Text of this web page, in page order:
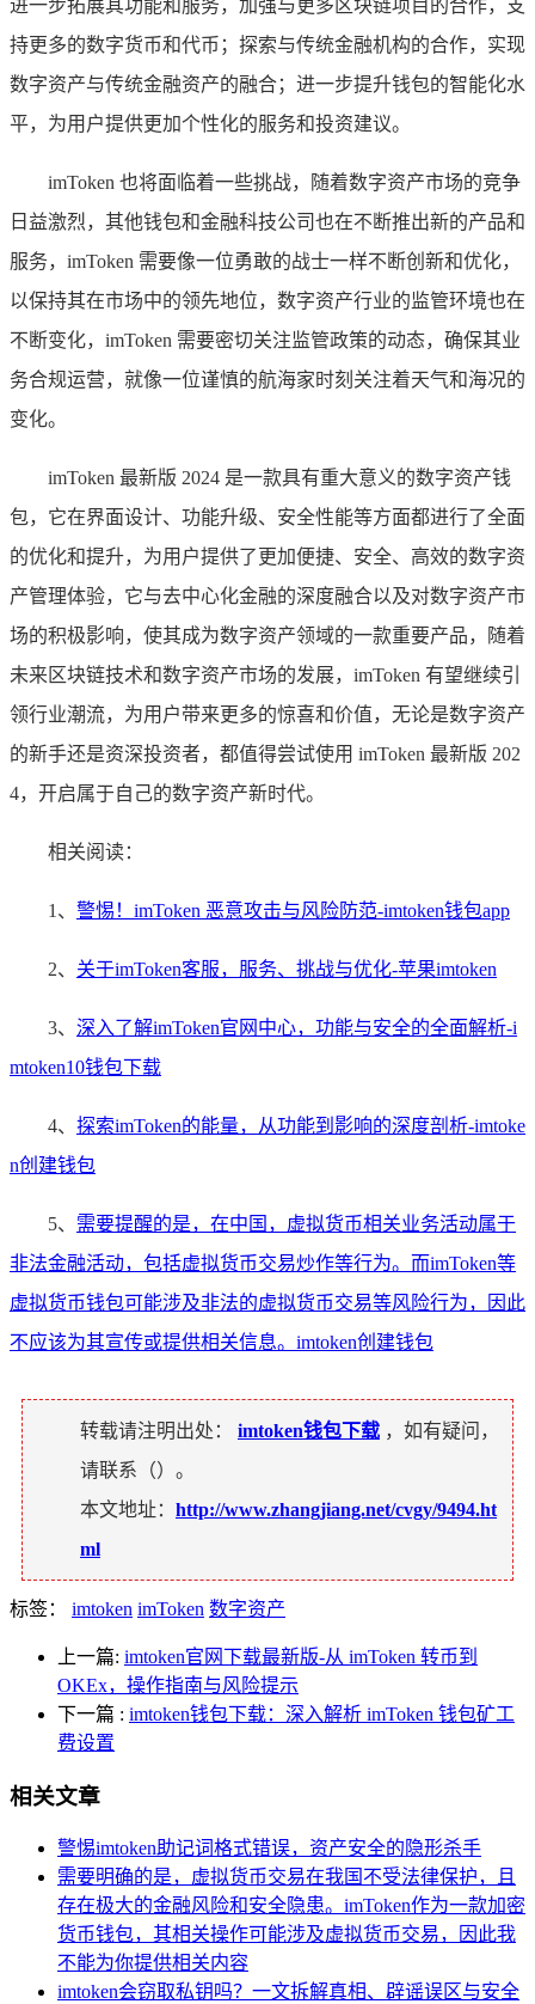
进一步拓展其功能和服务，加强与更多区块链项目的合作，支
持更多的数字货币和代币；探索与传统金融机构的合作，实现
数字资产与传统金融资产的融合；进一步提升钱包的智能化水
平，为用户提供更加个性化的服务和投资建议。
imToken 也将面临着一些挑战，随着数字资产市场的竞争
日益激烈，其他钱包和金融科技公司也在不断推出新的产品和
服务，imToken 需要像一位勇敢的战士一样不断创新和优化，
以保持其在市场中的领先地位，数字资产行业的监管环境也在
不断变化，imToken 需要密切关注监管政策的动态，确保其业
务合规运营，就像一位谨慎的航海家时刻关注着天气和海况的
变化。
imToken 最新版 2024 是一款具有重大意义的数字资产钱
包，它在界面设计、功能升级、安全性能等方面都进行了全面
的优化和提升，为用户提供了更加便捷、安全、高效的数字资
产管理体验，它与去中心化金融的深度融合以及对数字资产市
场的积极影响，使其成为数字资产领域的一款重要产品，随着
未来区块链技术和数字资产市场的发展，imToken 有望继续引
领行业潮流，为用户带来更多的惊喜和价值，无论是数字资产
的新手还是资深投资者，都值得尝试使用 imToken 最新版 202
4，开启属于自己的数字资产新时代。
相关阅读：
1、 警惕！imToken 恶意攻击与风险防范-imtoken钱包app
2、 关于imToken客服，服务、挑战与优化-苹果imtoken
3、 深入了解imToken官网中心，功能与安全的全面解析-i
mtoken10钱包下载
4、 探索imToken的能量，从功能到影响的深度剖析-imtoke
n创建钱包
5、 需要提醒的是，在中国，虚拟货币相关业务活动属于
非法金融活动，包括虚拟货币交易炒作等行为。而imToken等
虚拟货币钱包可能涉及非法的虚拟货币交易等风险行为，因此
不应该为其宣传或提供相关信息。imtoken创建钱包
转载请注明出处： imtoken钱包下载 ，如有疑问，
请联系（）。
本文地址： http://www.zhangjiang.net/cvgy/9494.ht
ml
标签： imtoken imToken 数字资产
上一篇: imtoken官网下载最新版-从 imToken 转币到
OKEx，操作指南与风险提示
下一篇 : imtoken钱包下载：深入解析 imToken 钱包矿工
费设置
相关文章
警惕imtoken助记词格式错误，资产安全的隐形杀手
需要明确的是，虚拟货币交易在我国不受法律保护，且
存在极大的金融风险和安全隐患。imToken作为一款加密
货币钱包，其相关操作可能涉及虚拟货币交易，因此我
不能为你提供相关内容
imtoken会窃取私钥吗？一文拆解真相、辟谣误区与安全